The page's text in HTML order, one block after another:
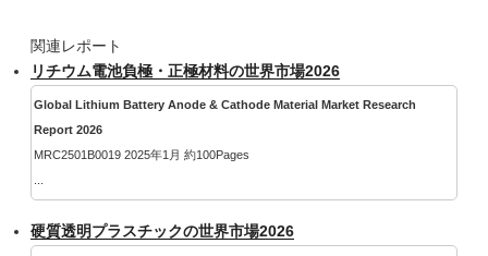
関連レポート
リチウム電池負極・正極材料の世界市場2026
Global Lithium Battery Anode & Cathode Material Market Research
Report 2026
MRC2501B0019 2025年1月 約100Pages
硬質透明プラスチックの世界市場2026